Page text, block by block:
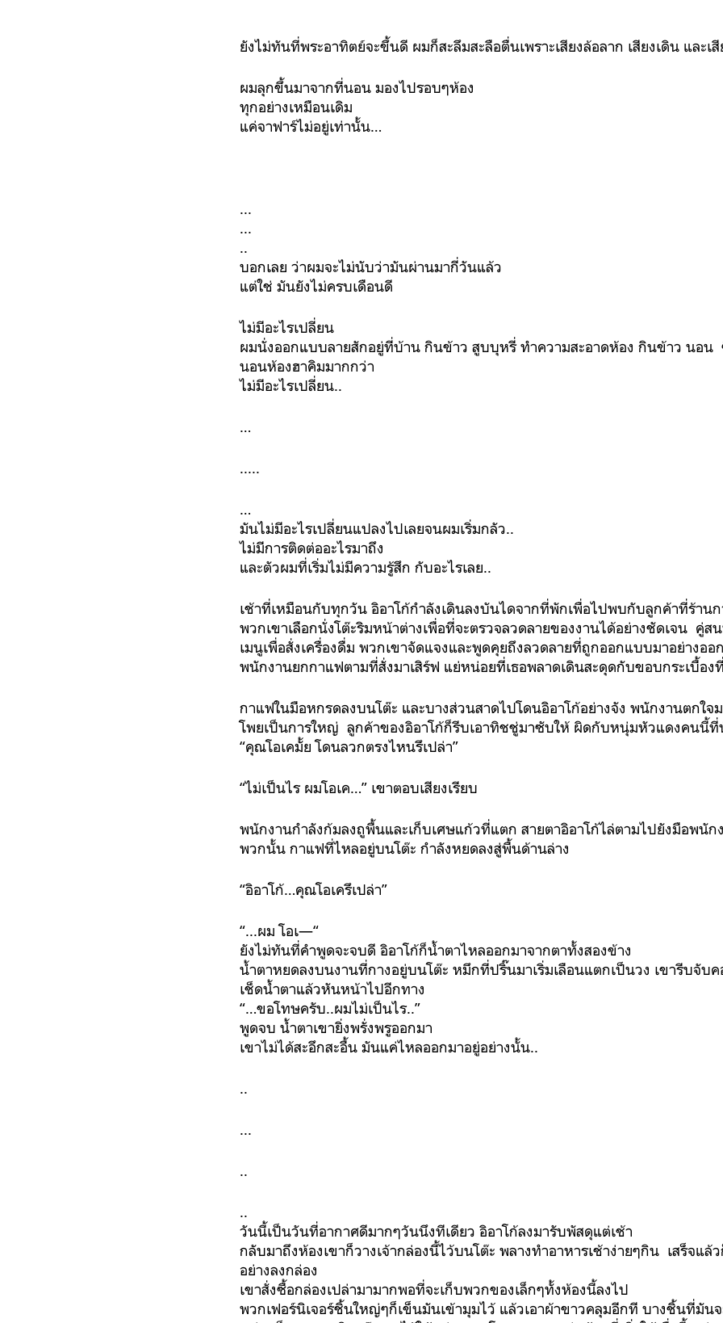
ยังไม่ทันที่พระอาทิตย์จะขึ้นดี ผมก็สะลึมสะลือตื่นเพราะเสียงล้อลาก เสียงเดิน และเ
ผมลุกขึ้นมาจากที่นอน มองไปรอบๆห้อง
ทุกอย่างเหมือนเดิม
แค่จาฟาร์ไม่อยู่เท่านั้น…
...
...
..
บอกเลย ว่าผมจะไม่นับว่ามันผ่านมากี่วันแล้ว
แต่ใช่ มันยังไม่ครบเดือนดี
ไม่มีอะไรเปลี่ยน
ผมนั่งออกแบบลายสักอยู่ที่บ้าน กินข้าว สูบบุหรี่ ทำความสะอาดห้อง กินข้าว นอ
นอนห้องฮาคิมมากกว่า
ไม่มีอะไรเปลี่ยน..
…
.....
…
มันไม่มีอะไรเปลี่ยนแปลงไปเลยจนผมเริ่มกลัว..
ไม่มีการติดต่ออะไรมาถึง
และตัวผมที่เริ่มไม่มีความรู้สึก กับอะไรเลย..
เช้าที่เหมือนกับทุกวัน อิอาโก้กำลังเดินลงบันไดจากที่พักเพื่อไปพบกับลูกค้าที่ร้าน
พวกเขาเลือกนั่งโต๊ะริมหน้าต่างเพื่อที่จะตรวจลวดลายของงานได้อย่างชัดเจน คู่ส
เมนูเพื่อสั่งเครื่องดื่ม พวกเขาจัดแจงและพูดคุยถึงลวดลายที่ถูกออกแบบมาอย่างออ
พนักงานยกกาแฟตามที่สั่งมาเสิร์ฟ แย่หน่อยที่เธอพลาดเดินสะดุดกับขอบกระเบื้อง
กาแฟในมือหกรดลงบนโต๊ะ และบางส่วนสาดไปโดนอิอาโก้อย่างจัง พนักงานตกใจ
โพยเป็นการใหญ่ ลูกค้าของอิอาโก้ก็รีบเอาทิชชู่มาซับให้ ผิดกับหนุ่มหัวแดงคนนี้ที่
“คุณโอเคมั้ย โดนลวกตรงไหนรึเปล่า”
“ไม่เป็นไร ผมโอเค…” เขาตอบเสียงเรียบ
พนักงานกำลังก้มลงถูพื้นและเก็บเศษแก้วที่แตก สายตาอิอาโก้ไล่ตามไปยังมือพนัก
พวกนั้น กาแฟที่ไหลอยู่บนโต๊ะ กำลังหยดลงสู่พื้นด้านล่าง
“อิอาโก้…คุณโอเครึเปล่า”
“...ผม โอเ—“
ยังไม่ทันที่คำพูดจะจบดี อิอาโก้ก็น้ำตาไหลออกมาจากตาทั้งสองข้าง
น้ำตาหยดลงบนงานที่กางอยู่บนโต๊ะ หมึกที่ปริ๊นมาเริ่มเลือนแตกเป็นวง เขารีบจับค
เช็ดน้ำตาแล้วหันหน้าไปอีกทาง
“…ขอโทษครับ..ผมไม่เป็นไร..”
พูดจบ น้ำตาเขายิ่งพรั่งพรูออกมา
เขาไม่ได้สะอึกสะอื้น มันแค่ไหลออกมาอยู่อย่างนั้น..
..
...
..
..
วันนี้เป็นวันที่อากาศดีมากๆวันนึงทีเดียว อิอาโก้ลงมารับพัสดุแต่เช้า
กลับมาถึงห้องเขาก็วางเจ้ากล่องนี้ไว้บนโต๊ะ พลางทำอาหารเช้าง่ายๆกิน เสร็จแล้
อย่างลงกล่อง
เขาสั่งซื้อกล่องเปล่ามามากพอที่จะเก็บพวกของเล็กๆทั้งห้องนี้ลงไป
พวกเฟอร์นิเจอร์ชิ้นใหญ่ๆก็เข็นมันเข้ามุมไว้ แล้วเอาผ้าขาวคลุมอีกที บางชิ้นที่มันจ